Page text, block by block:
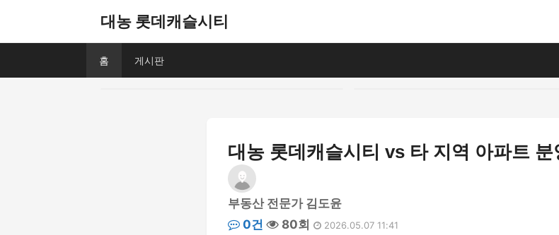
대농 롯데캐슬시티
홈 게시판
대농 롯데캐슬시티 vs 타 지역 아파트 분
부동산 전문가 김도윤
0건
80회 2026.05.07 11:41